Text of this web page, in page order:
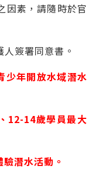
因素，請隨時於官
簽署同意書。
少年開放水域潛水
12-14歲學員最大
潛水活動。